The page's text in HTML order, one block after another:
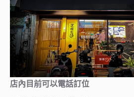
店內目前可以電話訂位